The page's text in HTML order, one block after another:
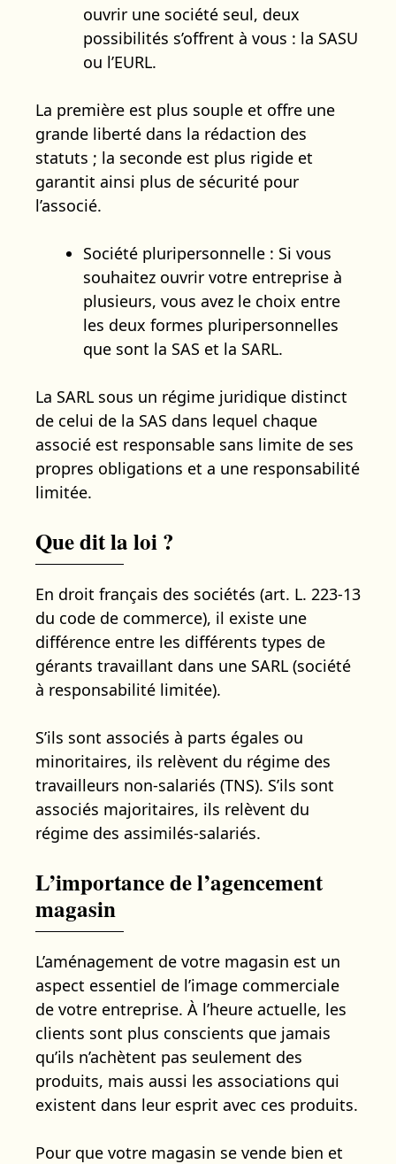
ouvrir une société seul, deux
possibilités s’offrent à vous : la SASU
ou l’EURL.
La première est plus souple et offre une
grande liberté dans la rédaction des
statuts ; la seconde est plus rigide et
garantit ainsi plus de sécurité pour
l’associé.
Société pluripersonnelle : Si vous
souhaitez ouvrir votre entreprise à
plusieurs, vous avez le choix entre
les deux formes pluripersonnelles
que sont la SAS et la SARL.
La SARL sous un régime juridique distinct
de celui de la SAS dans lequel chaque
associé est responsable sans limite de ses
propres obligations et a une responsabilité
limitée.
Que dit la loi ?
En droit français des sociétés (art. L. 223-13
du code de commerce), il existe une
différence entre les différents types de
gérants travaillant dans une SARL (société
à responsabilité limitée).
S’ils sont associés à parts égales ou
minoritaires, ils relèvent du régime des
travailleurs non-salariés (TNS). S’ils sont
associés majoritaires, ils relèvent du
régime des assimilés-salariés.
L’importance de l’agencement
magasin
L’aménagement de votre magasin est un
aspect essentiel de l’image commerciale
de votre entreprise. À l’heure actuelle, les
clients sont plus conscients que jamais
qu’ils n’achètent pas seulement des
produits, mais aussi les associations qui
existent dans leur esprit avec ces produits.
Pour que votre magasin se vende bien et